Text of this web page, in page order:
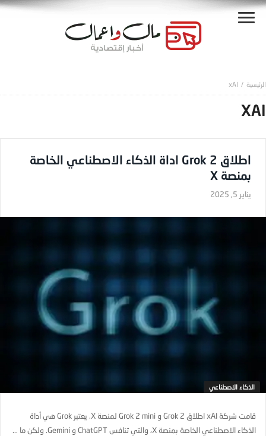
xAI
XAI
اطلاق Grok 2 اداة الذكاء الاصطناعي الخاصة
بمنصة X
يناير 5, 2025
الذكاء الاصطناعي
قامت شركة xAI اطلاق Grok 2 و Grok 2 mini لمنصة X. يعتبر Grok هي أداة
الذكاء الاصطناعي الخاصة بمنصة X، والتي تنافس ChatGPT و Gemini. ولكن ما ...